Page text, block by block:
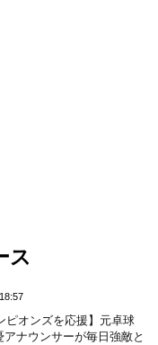
ス
ピオンズを応援】元卓球
アナウンサーが毎日強敵と